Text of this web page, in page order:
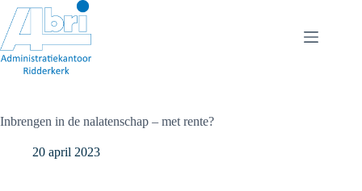
naar
de
inhoud
Inbrengen in de nalatenschap – met rente?
20 april 2023